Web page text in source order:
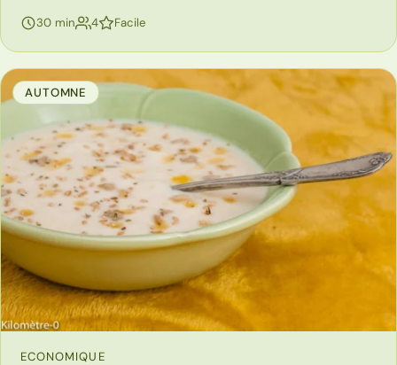
30 min 4personnes
Facile
AUTOMNE
ECONOMIQUE